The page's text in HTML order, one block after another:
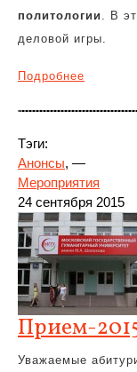
политологии . В
деловой игры.
Подробнее
Тэги:
Анонсы, —
Мероприятия
24 сентября 2015
Прием-
Уважаемые